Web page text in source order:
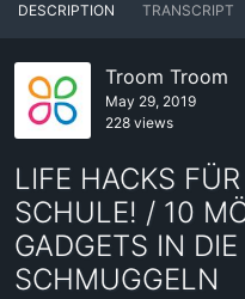
DESCRIPTION TRANSCRIPT
Troom Troom
May 29, 2019
228 views
LIFE HACKS
SCHULE! / 10
GADGETS IN
SCHMUGGELN